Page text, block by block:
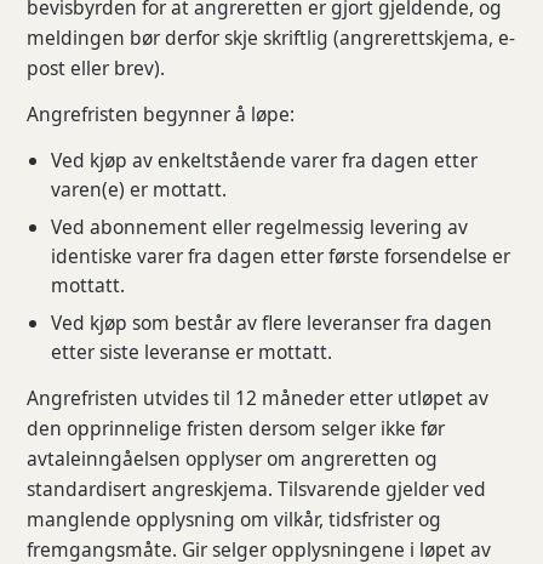
bevisbyrden for at angreretten er gjort gjeldende, og
meldingen bør derfor skje skriftlig (angrerettskjema, e-
post eller brev).
Angrefristen begynner å løpe:
Ved kjøp av enkeltstående varer fra dagen etter
varen(e) er mottatt.
Ved abonnement eller regelmessig levering av
identiske varer fra dagen etter første forsendelse er
mottatt.
Ved kjøp som består av flere leveranser fra dagen
etter siste leveranse er mottatt.
Angrefristen utvides til 12 måneder etter utløpet av
den opprinnelige fristen dersom selger ikke før
avtaleinngåelsen opplyser om angreretten og
standardisert angreskjema. Tilsvarende gjelder ved
manglende opplysning om vilkår, tidsfrister og
fremgangsmåte. Gir selger opplysningene i løpet av